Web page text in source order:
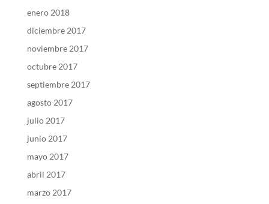
enero 2018
diciembre 2017
noviembre 2017
octubre 2017
septiembre 2017
agosto 2017
julio 2017
junio 2017
mayo 2017
abril 2017
marzo 2017